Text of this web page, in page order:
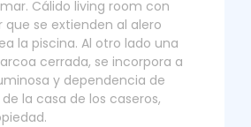
Cálido living room con
se extienden al alero
la piscina. Al otro lado una
cerrada, se incorpora a
y dependencia de
la casa de los caseros,